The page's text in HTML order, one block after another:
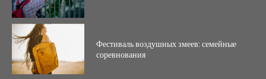
Фестиваль воздушных змеев: семейные
соревнования